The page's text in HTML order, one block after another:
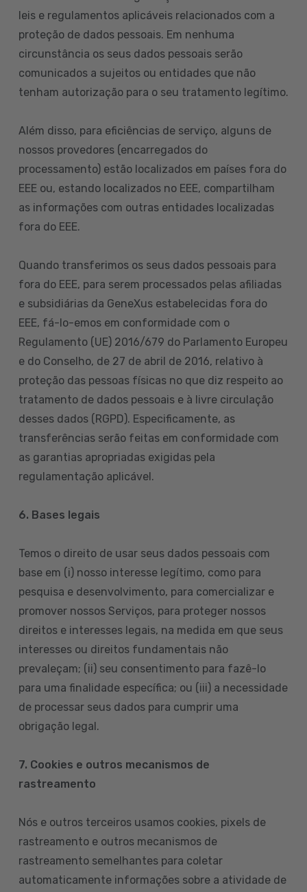
leis e regulamentos aplicáveis relacionados com a
proteção de dados pessoais. Em nenhuma
circunstância os seus dados pessoais serão
comunicados a sujeitos ou entidades que não
tenham autorização para o seu tratamento legítimo.
Além disso, para eficiências de serviço, alguns de
nossos provedores (encarregados do
processamento) estão localizados em países fora do
EEE ou, estando localizados no EEE, compartilham
as informações com outras entidades localizadas
fora do EEE.
Quando transferimos os seus dados pessoais para
fora do EEE, para serem processados pelas afiliadas
e subsidiárias da GeneXus estabelecidas fora do
EEE, fá-lo-emos em conformidade com o
Regulamento (UE) 2016/679 do Parlamento Europeu
e do Conselho, de 27 de abril de 2016, relativo à
proteção das pessoas físicas no que diz respeito ao
tratamento de dados pessoais e à livre circulação
desses dados (RGPD). Especificamente, as
transferências serão feitas em conformidade com
as garantias apropriadas exigidas pela
regulamentação aplicável.
6. Bases legais
Temos o direito de usar seus dados pessoais com
base em (i) nosso interesse legítimo, como para
pesquisa e desenvolvimento, para comercializar e
promover nossos Serviços, para proteger nossos
direitos e interesses legais, na medida em que seus
interesses ou direitos fundamentais não
prevaleçam; (ii) seu consentimento para fazê-lo
para uma finalidade específica; ou (iii) a necessidade
de processar seus dados para cumprir uma
obrigação legal.
7. Cookies e outros mecanismos de
rastreamento
Nós e outros terceiros usamos cookies, pixels de
rastreamento e outros mecanismos de
rastreamento semelhantes para coletar
automaticamente informações sobre a atividade de